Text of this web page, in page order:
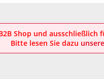
Shop und ausschließlich
Bitte lesen Sie dazu